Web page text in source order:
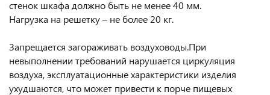
стенок шкафа должно быть не менее 40 мм.
Нагрузка на решетку – не более 20 кг.
Запрещается загораживать воздуховоды.При
невыполнении требований нарушается циркуляция
воздуха, эксплуатационные характеристики изделия
ухудшаются, что может привести к порче пищевых